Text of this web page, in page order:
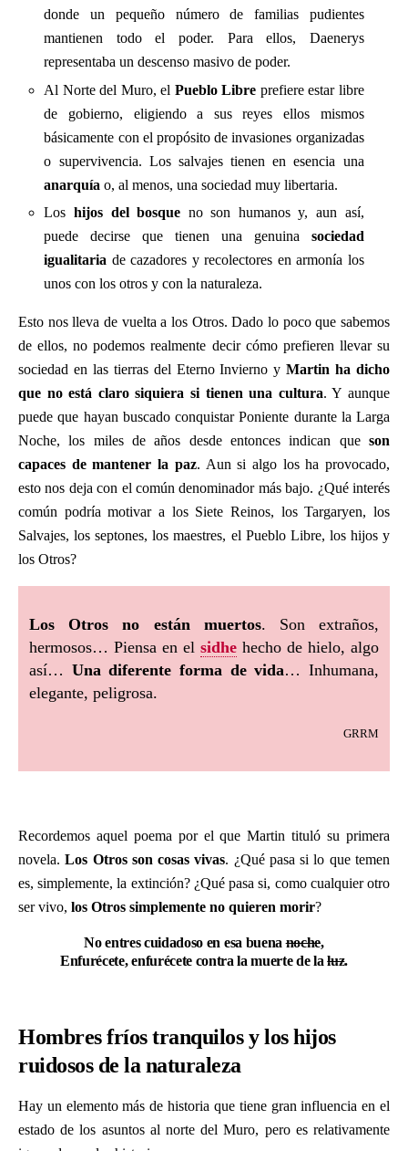
donde un pequeño número de familias pudientes
mantienen todo el poder. Para ellos, Daenerys
representaba un descenso masivo de poder.
Al Norte del Muro, el Pueblo Libre prefiere estar libre
de gobierno, eligiendo a sus reyes ellos mismos
básicamente con el propósito de invasiones organizadas
o supervivencia. Los salvajes tienen en esencia una
anarquía o, al menos, una sociedad muy libertaria.
Loshijos del bosque no son humanos y, aun así,
puede decirse que tienen una genuina sociedad
igualitaria de cazadores y recolectores en armonía los
unos con los otros y con la naturaleza.
Esto nos lleva de vuelta a los Otros. Dado lo poco que sabemos
de ellos, no podemos realmente decir cómo prefieren llevar su
sociedad en las tierras del Eterno Invierno yMartin ha dicho
que no está claro siquiera si tienen una cultura. Y aunque
puede que hayan buscado conquistar Poniente durante la Larga
Noche, los miles de años desde entonces indican que son
capaces de mantener la paz. Aun si algo los ha provocado,
esto nos deja con el común denominador más bajo. ¿Qué interés
común podría motivar a los Siete Reinos, los Targaryen, los
Salvajes, los septones, los maestres, el Pueblo Libre, los hijos y
los Otros?
Los Otros no están muertos. Son extraños,
hermosos… Piensa en el sidhe hecho de hielo, algo
así… Una diferente forma de vida… Inhumana,
elegante, peligrosa.
grrm
Recordemos aquel poema por el que Martin tituló su primera
novela. Los Otros son cosas vivas. ¿Qué pasa si lo que temen
es, simplemente, la extinción? ¿Qué pasa si, como cualquier otro
ser vivo, los Otros simplemente no quieren morir?
No entres cuidadoso en esa buenanoche,
Enfurécete, enfurécete contra la muerte de laluz.
Hombres fríos tranquilos y los hijos
ruidosos de la naturaleza
Hay un elemento más de historia que tiene gran influencia en el
estado de los asuntos al norte del Muro, pero es relativamente